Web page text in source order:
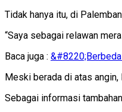
Tidak hanya itu, di
“Saya sebagai relawan
Baca juga :
Meski berada di atas
Sebagai informasi